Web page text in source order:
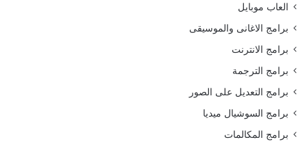
العاب موبايل
برامج الاغانى والموسيقى
برامج الانترنت
برامج الترجمة
برامج التعديل على الصور
برامج السوشيال ميديا
برامج المكالمات